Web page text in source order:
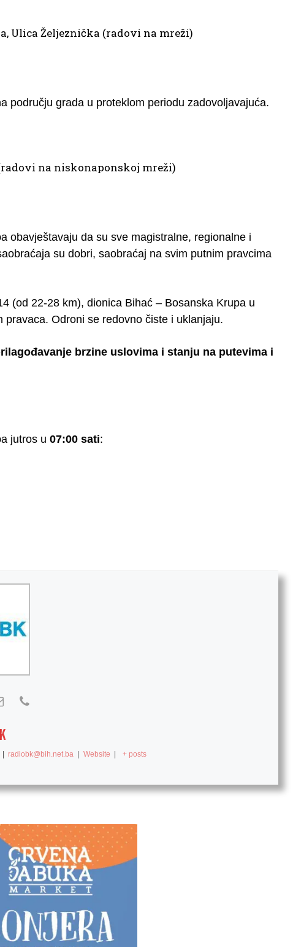
Ulica Željeznička (radovi na mreži)
području grada u proteklom periodu zadovoljavajuća.
na niskonaponskoj mreži)
obavještavaju da su sve magistralne, regionalne i
su dobri, saobraćaj na svim putnim pravcima
(od 22-28 km), dionica Bihać – Bosanska Krupa u
Odroni se redovno čiste i uklanjaju.
brzine uslovima i stanju na putevima i
jutros u 07:00 sati:
radiobk@bih.net.ba Website + posts